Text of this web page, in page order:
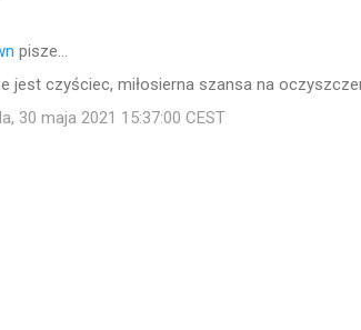
pisze…
jest czyściec, miłosierna szansa na
30 maja 2021 15:37:00 CEST